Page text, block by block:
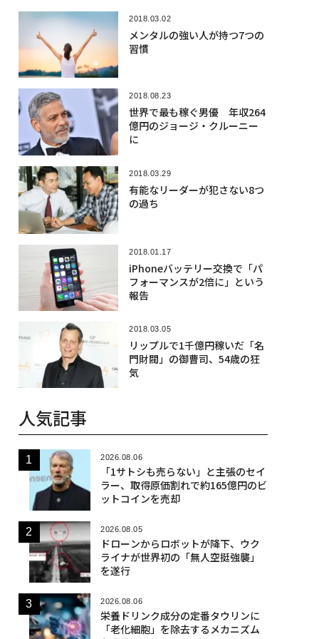
2018.03.02
メンタルの強い人が持つ7つの
習慣
2018.08.23
世界で最も稼ぐ男優 年収264
億円のジョージ・クルーニー
に
2018.03.29
有能なリーダーが犯さない8つ
の過ち
2018.01.17
iPhoneバッテリー交換で「パ
フォーマンスが2倍に」という
報告
2018.03.05
リップルで1千億円稼いだ「名
門財閥」の御曹司、54歳の狂
気
人気記事
2026.08.06
「1サトシも売らない」と主張のセイ
ラー、取得原価割れで約165億円のビ
ットコインを売却
2026.08.05
ドローンからロボットが降下、ウク
ライナが世界初の「無人空挺強襲」
を遂行
2026.08.06
栄養ドリンク成分の定番タウリンに
「老化細胞」を除去するメカニズム